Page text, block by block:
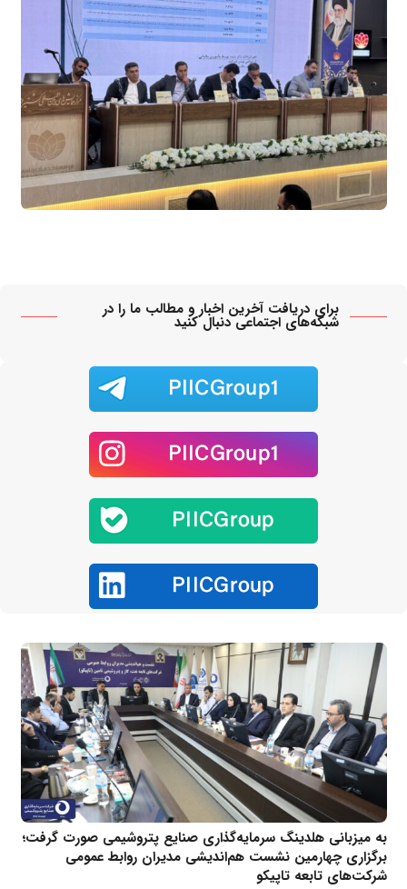
برای دریافت آخرین اخبار و مطالب ما را در
شبکه‌های اجتماعی دنبال کنید
به میزبانی هلدینگ سرمایه‌گذاری صنایع پتروشیمی صورت گرفت؛
برگزاری چهارمین نشست هم‌اندیشی مدیران روابط عمومی
شرکت‌های تابعه تاپیکو